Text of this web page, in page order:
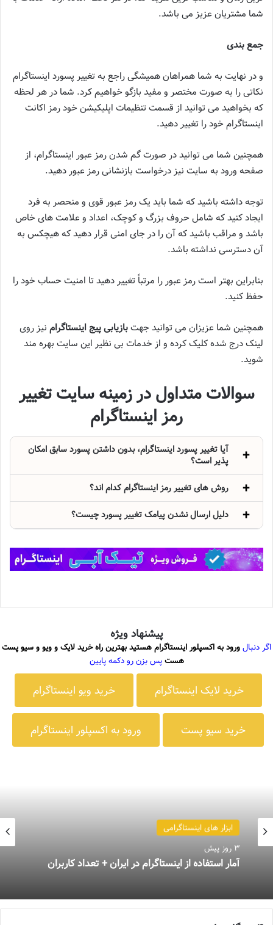
شما مشتریان عزیز می باشد.
جمع بندی
و در نهایت به شما همراهان همیشگی راجع به تغییر پسورد اینستاگرام
نکاتی را به صورت مختصر و مفید بازگو خواهیم کرد. شما در هر لحظه
که بخواهید می توانید از قسمت تنظیمات اپلیکیشن خود رمز اکانت
اینستاگرام خود را تغییر دهید.
همچنین شما می توانید در صورت گم شدن رمز عبور اینستاگرام، از
صفحه ورود به سایت نیز درخواست بازنشانی رمز عبور دهید.
توجه داشته باشید که شما باید یک رمز عبور قوی و منحصر به فرد
ایجاد کنید که شامل حروف بزرگ و کوچک، اعداد و علامت های خاص
باشد و مراقب باشید که آن را در جای امنی قرار دهید که هیچکس به
آن دسترسی نداشته باشد.
بنابراین بهتر است رمز عبور را مرتباً تغییر دهید تا امنیت حساب خود را
حفظ کنید.
همچنین شما عزیزان می توانید جهتبازیابی پیج اینستاگرام نیز روی
لینک درج شده کلیک کرده و از خدمات بی نظیر این سایت بهره مند
شوید.
سوالات متداول در زمینه سایت تغییر
رمز اینستاگرام
آیا تغییر پسورد اینستاگرام، بدون داشتن پسورد سابق امکان
پذیر است؟
روش های تغییر رمز اینستاگرام کدام اند؟
دلیل ارسال نشدن پیامک تغییر پسورد چیست؟
پیشنهاد ویژه
اگر دنبالورود به اکسپلور اینستاگرام هستید بهترین راه خرید لایک و ویو و سیو پست
هستپس بزن رو دکمه پایین
خرید لایک اینستاگرام خرید ویو اینستاگرام
خرید سیو پست ورود به اکسپلور اینستاگرام
ابزار های اینستاگرامی
3 روز پیش
آمار استفاده از اینستاگرام در ایران + تعداد کاربران